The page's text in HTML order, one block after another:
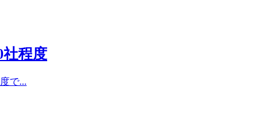
程度
で...